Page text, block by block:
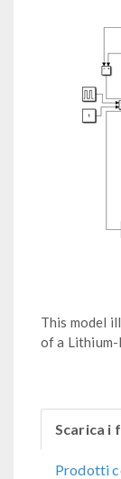
This model
of a
Scarica i
Prodotti